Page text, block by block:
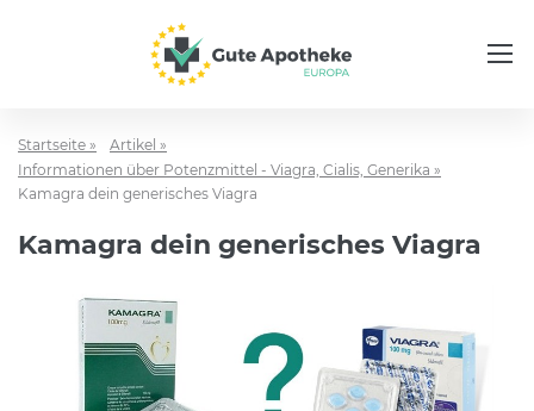
Startseite »
Artikel »
Informationen über Potenzmittel - Viagra, Cialis, Generika »
Kamagra dein generisches Viagra
Kamagra dein generisches Viagra